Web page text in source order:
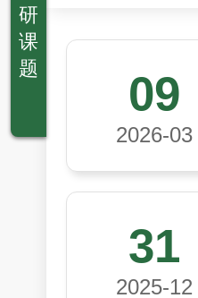
研
课
题
09
2026-03
31
2025-12